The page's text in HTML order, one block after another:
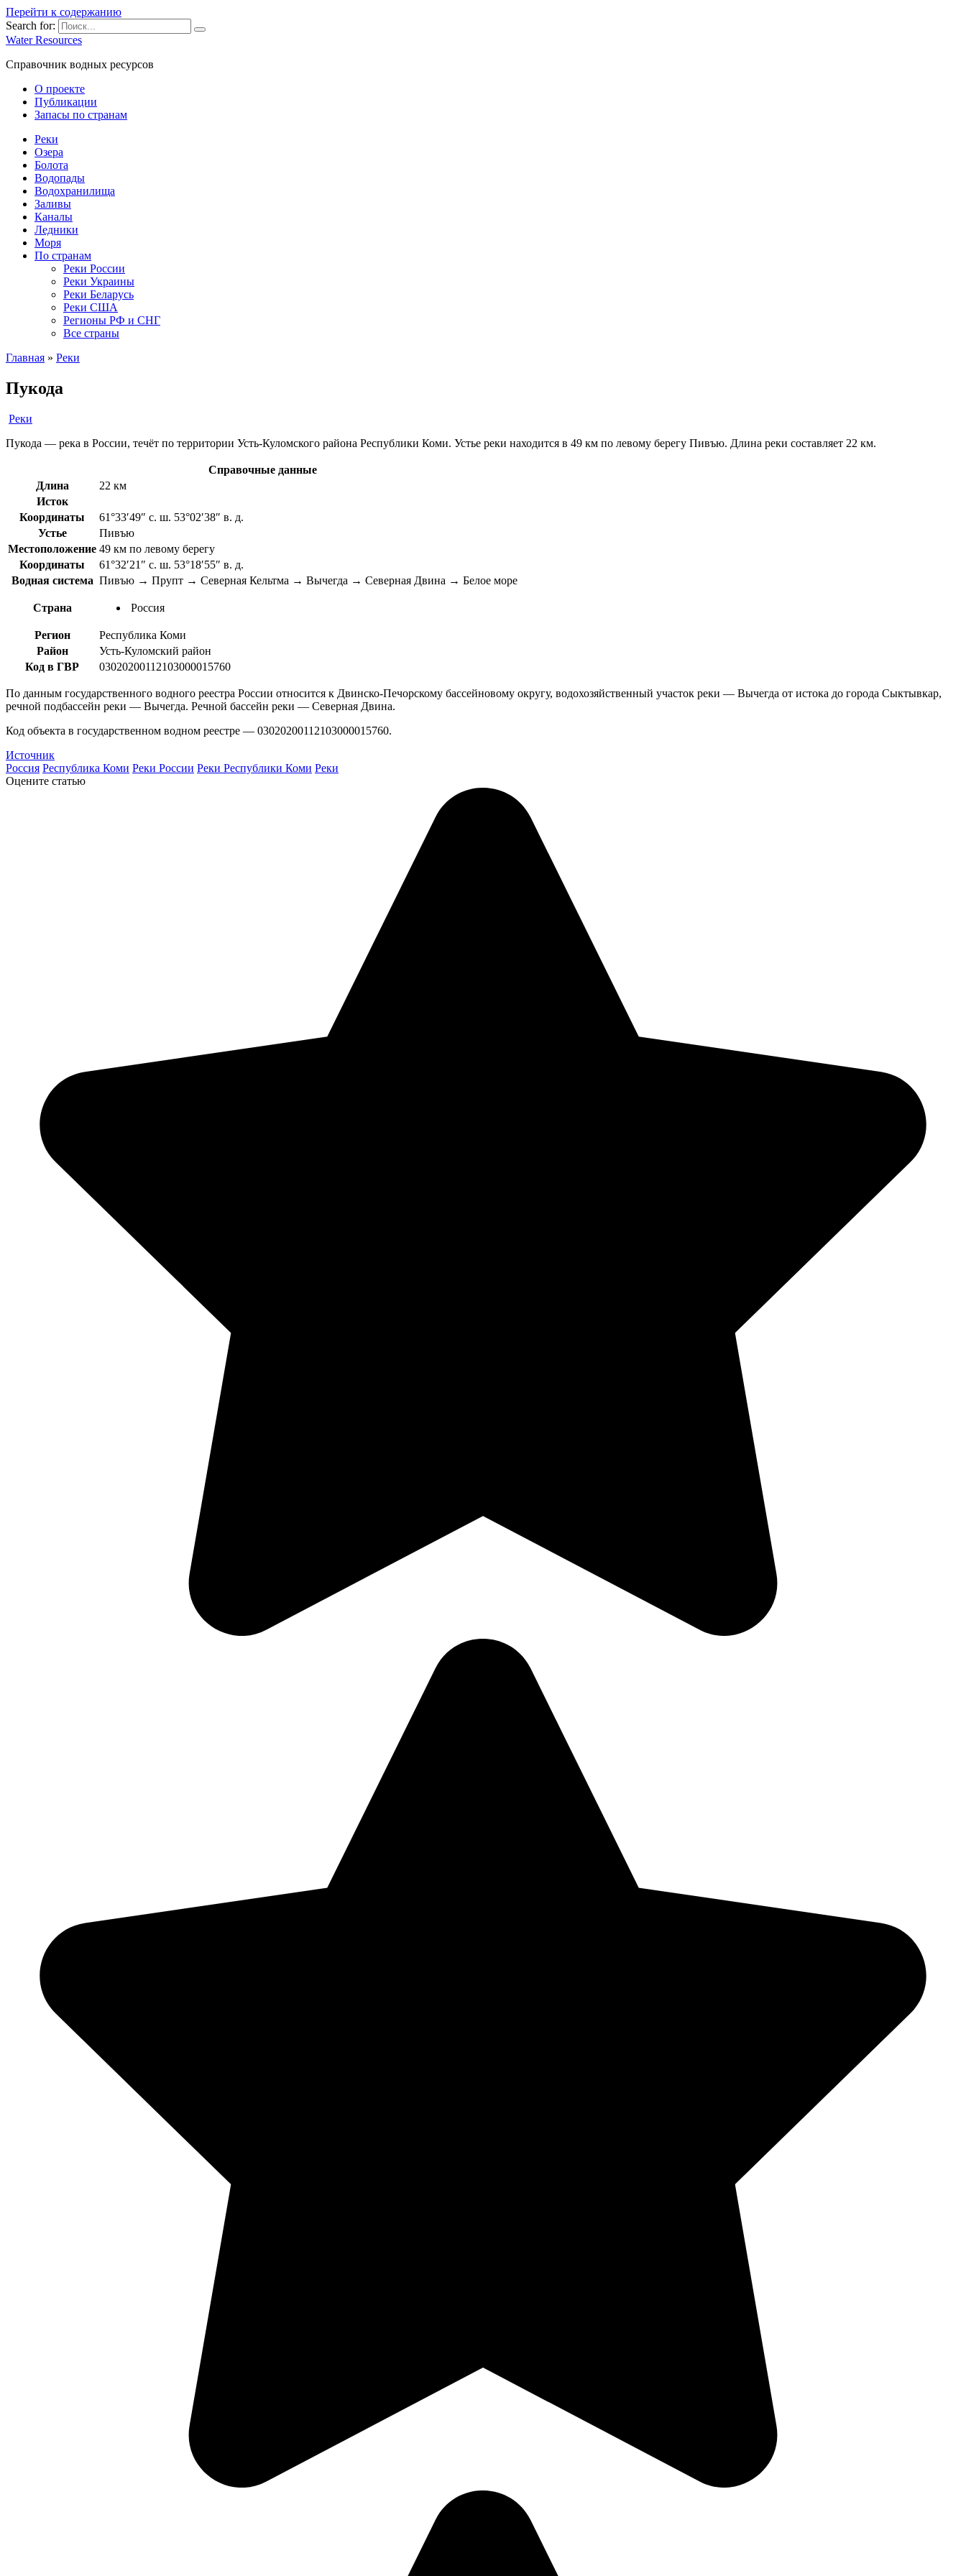
Перейти к содержанию
Search for:
Water Resources
Справочник водных ресурсов
О проекте
Публикации
Запасы по странам
Реки
Озера
Болота
Водопады
Водохранилища
Заливы
Каналы
Ледники
Моря
По странам
Реки России
Реки Украины
Реки Беларусь
Реки США
Регионы РФ и СНГ
Все страны
Главная » Реки
Пукода
Реки
Пукода — река в России, течёт по территории Усть-Куломского района Республики Коми. Устье реки находится в 49 км по левому берегу Пивъю. Длина реки составляет 22 км.
Справочные данные
Длина
22 км
Исток
Координаты
61°33′49″ с. ш. 53°02′38″ в. д.
Устье
Пивъю
Местоположение 49 км по левому берегу
Координаты
61°32′21″ с. ш. 53°18′55″ в. д.
Водная система Пивъю → Прупт → Северная Кельтма → Вычегда → Северная Двина → Белое море
Страна Россия
Регион
Республика Коми
Район
Усть-Куломский район
Код в ГВР
03020200112103000015760
По данным государственного водного реестра России относится к Двинско-Печорскому бассейновому округу, водохозяйственный участок реки — Вычегда от истока до города Сыктывкар,
речной подбассейн реки — Вычегда. Речной бассейн реки — Северная Двина.
Код объекта в государственном водном реестре — 03020200112103000015760.
Источник
Россия Республика Коми Реки России Реки Республики Коми Реки
Оцените статью